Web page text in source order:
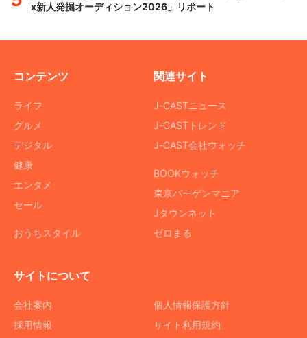
x新人発掘オーディション2026」リポート
コンテンツ
ライフ
グルメ
デジタル
健康
エンタメ
セール
おうちスタイル
関連サイト
J-CASTニュース
J-CASTトレンド
J-CAST会社ウォッチ
BOOKウォッチ
東京バーゲンマニア
Jタウンネット
ゼロまる
サイトについて
会社案内
採用情報
個人情報保護方針
サイト利用規約